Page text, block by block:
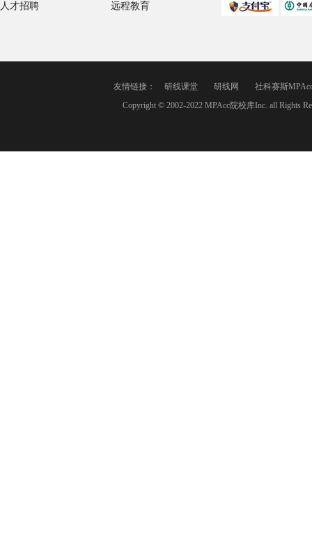
人才招聘
远程教育
友情链接： 研线课堂 研线网
社科赛斯
Copyright © 2002-2022 MPAcc院校库Inc. all Rights